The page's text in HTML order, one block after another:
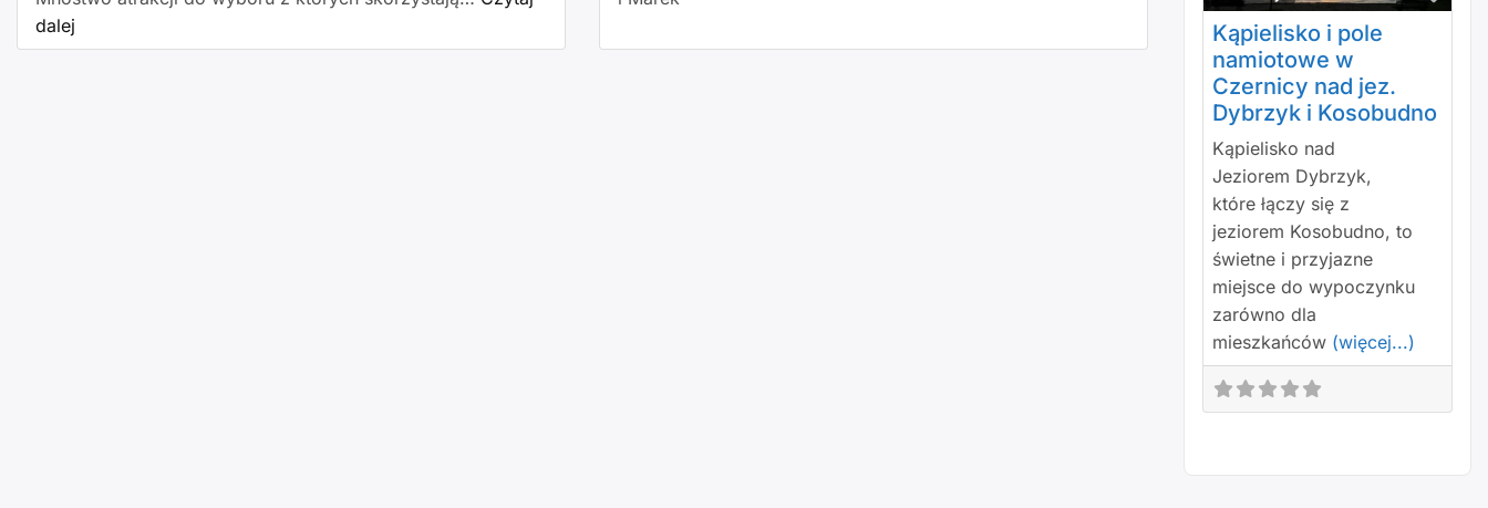
dalej
Kąpielisko i pole
namiotowe w
Czernicy nad jez.
Dybrzyk i Kosobudno
Kąpielisko nad
Jeziorem Dybrzyk,
które łączy się z
jeziorem Kosobudno, to
świetne i przyjazne
miejsce do wypoczynku
zarówno dla
mieszkańców (więcej...)